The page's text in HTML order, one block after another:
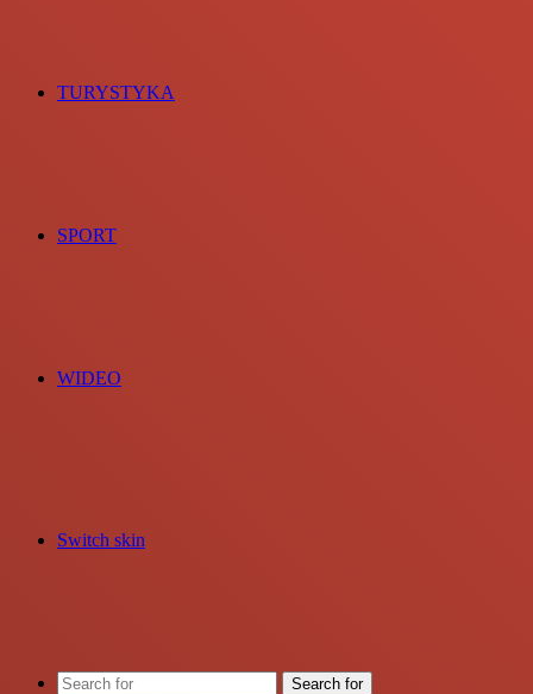
TURYSTYKA
SPORT
WIDEO
Switch skin
Search for